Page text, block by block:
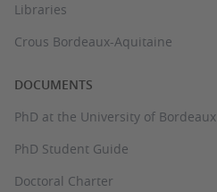
Libraries
Crous Bordeaux-Aquitaine
DOCUMENTS
PhD at the University of Bordeaux
PhD Student Guide
Doctoral Charter